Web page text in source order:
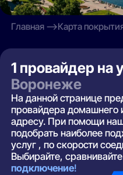
Главная Карта
1 провайдер на
Воронеже
На данной странице
провайдера домашнего
адресу. При помощи
подобрать наиболее
услуг , по скорости
Выбирайте,
подключение!